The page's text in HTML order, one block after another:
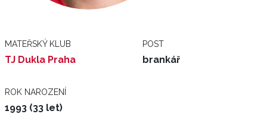
MATEŘSKÝ KLUB
TJ Dukla Praha
POST
brankář
ROK NAROZENÍ
1993 (33 let)